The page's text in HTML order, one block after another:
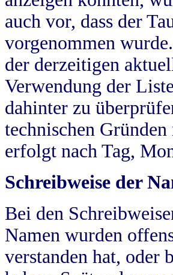
auch vor, dass der
vorgenommen
der derzeitigen
Verwendung der
dahinter zu
technischen
erfolgt nach Tag,
Schreibweise der
Bei den
Namen wurden
verstanden hat, oder